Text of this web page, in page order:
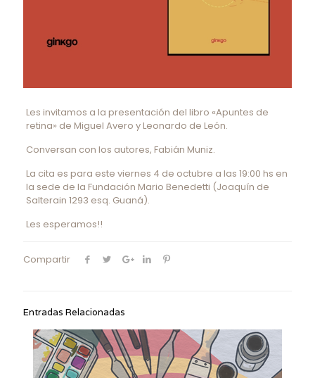
Les invitamos a la presentación del libro «Apuntes de
retina» de Miguel Avero y Leonardo de León.
Conversan con los autores, Fabián Muniz.
La cita es para este viernes 4 de octubre a las 19:00 hs en
la sede de la Fundación Mario Benedetti (Joaquín de
Salterain 1293 esq. Guaná).
Les esperamos!!
Compartir
Entradas Relacionadas